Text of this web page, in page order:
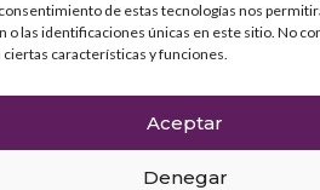
de estas tecnologías nos
o las identificaciones únicas en este sitio. No
características y funciones.
Aceptar
Denegar